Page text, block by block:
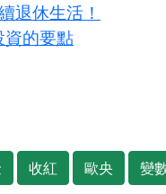
退休生活！
資的要點
收紅 歐央 變